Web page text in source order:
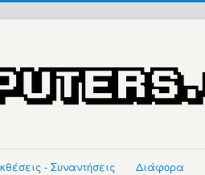
- Συναντήσεις Διάφορα